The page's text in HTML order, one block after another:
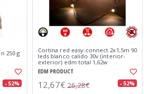
250 g
- 52%
Cortina red easy-connect 2x1,5m 90
leds blanco calido 30v (interior-
exterior) edm total 1,62w
EDM PRODUCT
12,67€ 26,28€ - 52%